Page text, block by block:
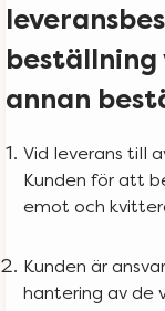
annan
Vid leverans till
Kunden för att
emot och
Kunden är
hantering av de